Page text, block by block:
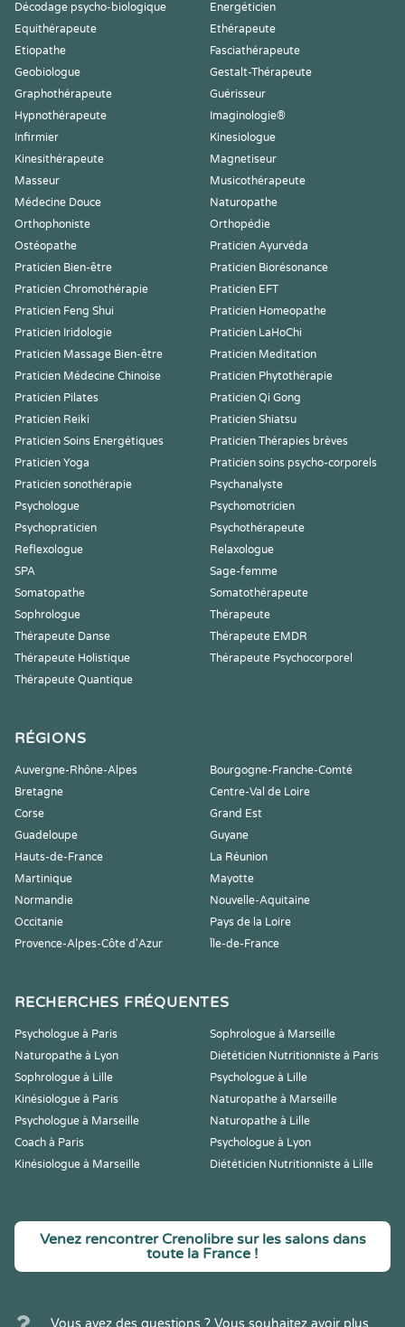
Décodage psycho-biologique
Energéticien
Equithérapeute
Ethérapeute
Etiopathe
Fasciathérapeute
Geobiologue
Gestalt-Thérapeute
Graphothérapeute
Guérisseur
Hypnothérapeute
Imaginologie®
Infirmier
Kinesiologue
Kinesithérapeute
Magnetiseur
Masseur
Musicothérapeute
Médecine Douce
Naturopathe
Orthophoniste
Orthopédie
Ostéopathe
Praticien Ayurvéda
Praticien Bien-être
Praticien Biorésonance
Praticien Chromothérapie
Praticien EFT
Praticien Feng Shui
Praticien Homeopathe
Praticien Iridologie
Praticien LaHoChi
Praticien Massage Bien-être
Praticien Meditation
Praticien Médecine Chinoise
Praticien Phytothérapie
Praticien Pilates
Praticien Qi Gong
Praticien Reiki
Praticien Shiatsu
Praticien Soins Energétiques
Praticien Thérapies brèves
Praticien Yoga
Praticien soins psycho-corporels
Praticien sonothérapie
Psychanalyste
Psychologue
Psychomotricien
Psychopraticien
Psychothérapeute
Reflexologue
Relaxologue
SPA
Sage-femme
Somatopathe
Somatothérapeute
Sophrologue
Thérapeute
Thérapeute Danse
Thérapeute EMDR
Thérapeute Holistique
Thérapeute Psychocorporel
Thérapeute Quantique
RÉGIONS
Auvergne-Rhône-Alpes
Bourgogne-Franche-Comté
Bretagne
Centre-Val de Loire
Corse
Grand Est
Guadeloupe
Guyane
Hauts-de-France
La Réunion
Martinique
Mayotte
Normandie
Nouvelle-Aquitaine
Occitanie
Pays de la Loire
Provence-Alpes-Côte d'Azur
Île-de-France
RECHERCHES FRÉQUENTES
Psychologue à Paris
Sophrologue à Marseille
Naturopathe à Lyon
Diététicien Nutritionniste à Paris
Sophrologue à Lille
Psychologue à Lille
Kinésiologue à Paris
Naturopathe à Marseille
Psychologue à Marseille
Naturopathe à Lille
Coach à Paris
Psychologue à Lyon
Kinésiologue à Marseille
Diététicien Nutritionniste à Lille
Venez rencontrer Crenolibre sur les salons dans
toute la France !
Vous avez des questions ? Vous souhaitez avoir plus